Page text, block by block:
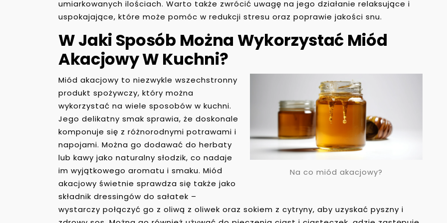
umiarkowanych ilościach. Warto także zwrócić uwagę na jego działanie relaksujące i
uspokajające, które może pomóc w redukcji stresu oraz poprawie jakości snu.
W Jaki Sposób Można Wykorzystać Miód
Akacjowy W Kuchni?
Na co miód akacjowy?
Miód akacjowy to niezwykle wszechstronny
produkt spożywczy, który można
wykorzystać na wiele sposobów w kuchni.
Jego delikatny smak sprawia, że doskonale
komponuje się z różnorodnymi potrawami i
napojami. Można go dodawać do herbaty
lub kawy jako naturalny słodzik, co nadaje
im wyjątkowego aromatu i smaku. Miód
akacjowy świetnie sprawdza się także jako
składnik dressingów do sałatek –
wystarczy połączyć go z oliwą z oliwek oraz sokiem z cytryny, aby uzyskać pyszny i